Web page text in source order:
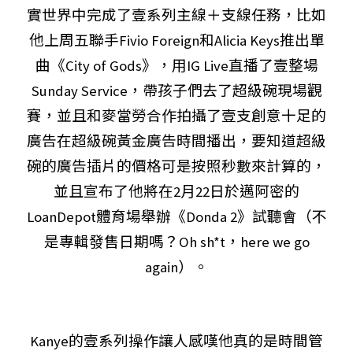
實世界中完成了壹系列主線＋支線任務，比如
他上周五聯手Fivio Foreign和Alicia Keys推出單
曲《City of Gods》，用IG Live直播了壹整場
Sunday Service，帶孩子們去了超級碗現場觀
賽，並且和麥當勞合作拍攝了壹支創意十足的
廣告在超級碗黃金廣告時間播出，要知道超級
碗的廣告插片的價格可是按照秒數來計算的，
並且宣布了他將在2月22日於邁阿密的
LoanDepot體育場舉辦《Donda 2》試聽會（不
是專輯發售日期嗎？Oh sh*t，here we go
again）。
Kanye的壹系列操作讓人感嘆他真的是時間管